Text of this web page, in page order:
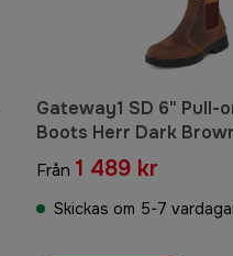
Gateway1 SD 6" Pull-
Boots Herr Dark
Från 1 489 kr
Skickas om 5-7